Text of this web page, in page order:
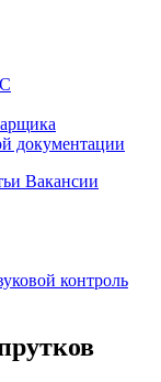
документации
Вакансии
контроль